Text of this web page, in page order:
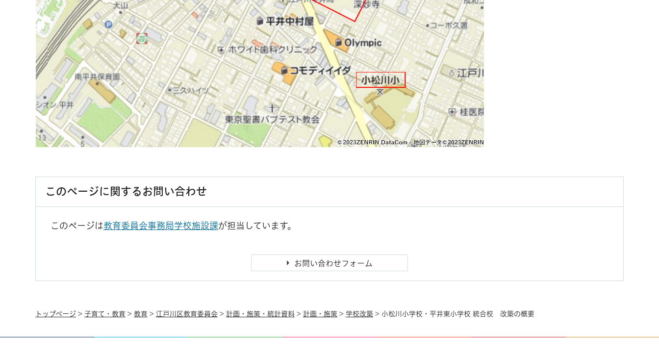
このページに関するお問い合わせ
このページは教育委員会事務局学校施設課が担当しています。
トップページ > 子育て・教育 > 教育 > 江戸川区教育委員会 > 計画・施策・統計資料 > 計画・施策 > 学校改築 > 小松川小学校・平井東小学校 統合校 改築の概要